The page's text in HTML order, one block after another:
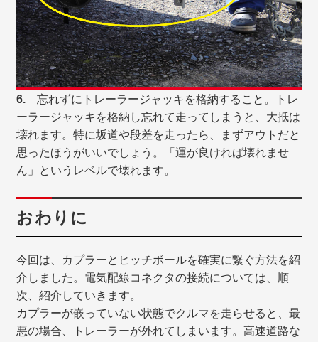
6. 忘れずにトレーラージャッキを格納すること。トレ
ーラージャッキを格納し忘れて走ってしまうと、大抵は
壊れます。特に坂道や段差を走ったら、まずアウトだと
思ったほうがいいでしょう。「運が良ければ壊れませ
ん」というレベルで壊れます。
おわりに
今回は、カプラーとヒッチボールを確実に繋ぐ方法を紹
介しました。電気配線コネクタの接続については、順
次、紹介していきます。
カプラーが嵌っていない状態でクルマを走らせると、最
悪の場合、トレーラーが外れてしまいます。高速道路な